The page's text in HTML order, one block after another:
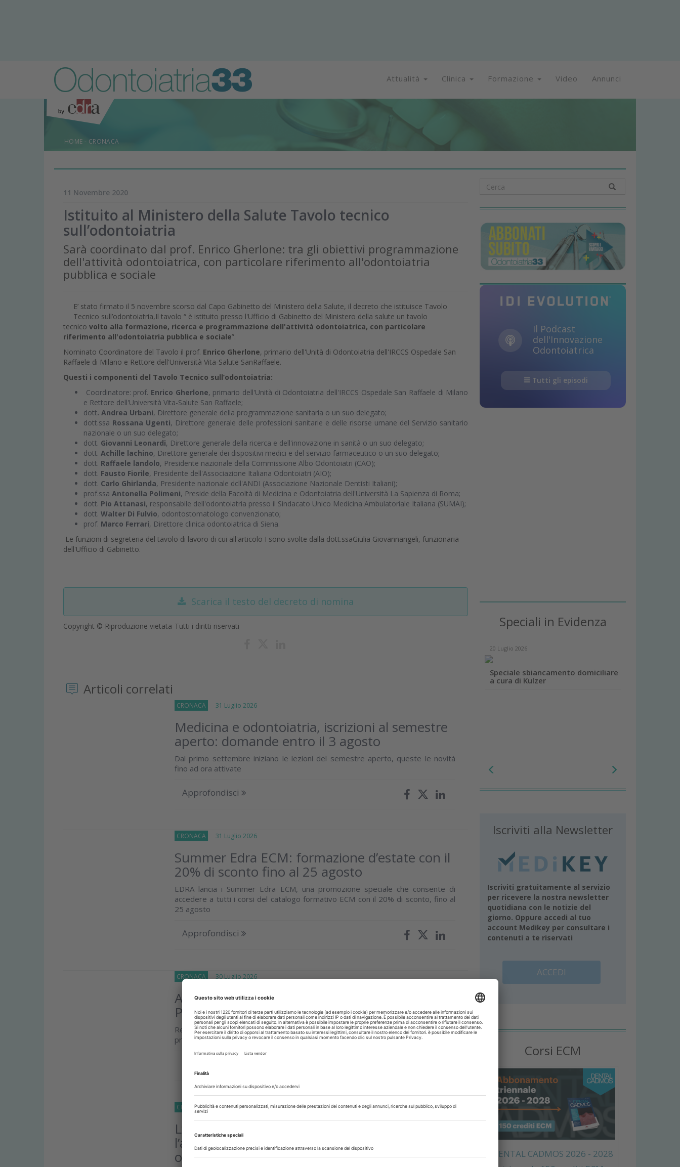
Attualità Clinica Formazione Video Annunci
HOME - CRONACA
11 Novembre 2020
Istituito al Ministero della Salute Tavolo tecnico
sull’odontoiatria
Sarà coordinato dal prof. Enrico Gherlone: tra gli obiettivi programmazione
dell'attività odontoiatrica, con particolare riferimento all'odontoiatria
pubblica e sociale
E’ stato firmato il 5 novembre scorso dal Capo Gabinetto del Ministero della Salute, il decreto che istituisce Tavolo
Tecnico sull’odontoiatria,Il tavolo “ è istituito presso l'Ufficio di Gabinetto del Ministero della salute un tavolo
tecnico volto alla formazione, ricerca e programmazione dell'attività odontoiatrica, con particolare
riferimento all'odontoiatria pubblica e sociale”.
Nominato Coordinatore del Tavolo il prof. Enrico Gherlone, primario dell'Unità di Odontoiatria dell'IRCCS Ospedale San
Raffaele di Milano e Rettore dell'Università Vita-Salute SanRaffaele.
Questi i componenti del Tavolo Tecnico sull’odontoiatria:
Coordinatore: prof. Enrico Gherlone, primario dell'Unità di Odontoiatria dell'IRCCS Ospedale San Raffaele di Milano
e Rettore dell'Università Vita-Salute San Raffaele;
dott. Andrea Urbani, Direttore generale della programmazione sanitaria o un suo delegato;
dott.ssa Rossana Ugenti, Direttore generale delle professioni sanitarie e delle risorse umane del Servizio sanitario
nazionale o un suo delegato;
dott. Giovanni Leonardi, Direttore generale della ricerca e dell'innovazione in sanità o un suo delegato;
dott. Achille lachino, Direttore generale dei dispositivi medici e del servizio farmaceutico o un suo delegato;
dott. Raffaele landolo, Presidente nazionale della Commissione Albo Odontoiatri (CAO);
dott. Fausto Fiorile, Presidente dell'Associazione Italiana Odontoiatri (AIO);
dott. Carlo Ghirlanda, Presidente nazionale dcll'ANDI (Associazione Nazionale Dentisti Italiani);
prof.ssa Antonella Polimeni, Preside della Facoltà di Medicina e Odontoiatria dell'Università La Sapienza di Roma;
dott. Pio Attanasi, responsabile dell'odontoiatria presso il Sindacato Unico Medicina Ambulatoriale Italiana (SUMAI);
dott. Walter Di Fulvio, odontostomatologo convenzionato;
prof. Marco Ferrari, Direttore clinica odontoiatrica di Siena.
Le funzioni di segreteria del tavolo di lavoro di cui all'articolo I sono svolte dalla dott.ssaGiulia Giovannangeli, funzionaria
dell'Ufficio di Gabinetto.
Scarica il testo del decreto di nomina
Copyright © Riproduzione vietata-Tutti i diritti riservati
Articoli correlati
CRONACA 31 Luglio 2026
Medicina e odontoiatria, iscrizioni al semestre
aperto: domande entro il 3 agosto
Dal primo settembre iniziano le lezioni del semestre aperto, queste le novità
fino ad ora attivate
Approfondisci
CRONACA 31 Luglio 2026
Summer Edra ECM: formazione d’estate con il
20% di sconto fino al 25 agosto
EDRA lancia i Summer Edra ECM, una promozione speciale che consente di
accedere a tutti i corsi del catalogo formativo ECM con il 20% di sconto, fino al
25 agosto
Approfondisci
CRONACA 30 Luglio 2026
Al via progetto di odontoiatria sociale in
Piemonte
Regione Piemonte e Consulta delle Fondazioni di Origine Bancaria finanziano
progetto screening neonatale e odontoiatria solidale
CRONACA 28 Luglio 2026
L’ offerta didattica di IRIS Academy per
l’acquisizione di moderni approcci alle terapie
odontoiatriche
Il Podcast
dell'Innovazione
Odontoiatrica
Tutti gli episodi
Speciali in Evidenza
20 Luglio 2026
Speciale sbiancamento domiciliare
a cura di Kulzer
Iscriviti alla Newsletter
Iscriviti gratuitamente al servizio
per ricevere la nostra newsletter
quotidiana con le notizie del
giorno. Oppure accedi al tuo
account Medikey per consultare i
contenuti a te riservati
ACCEDI
Corsi ECM
DENTAL CADMOS 2026 - 2028